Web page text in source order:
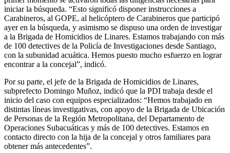
iniciar la búsqueda. “Esto significó disponer instrucciones a
Carabineros, al GOPE, al helicóptero de Carabineros que participó
ayer en la búsqueda, y asimismo se dispuso una orden de investigar
a la Brigada de Homicidios de Linares. Estamos trabajando con más
de 100 detectives de la Policía de Investigaciones desde Santiago,
con la subunidad acuática. Hemos puesto mucho esfuerzo en lograr
encontrar a la concejal”, indicó.
Por su parte, el jefe de la Brigada de Homicidios de Linares,
subprefecto Domingo Muñoz, indicó que la PDI trabaja desde el
inicio del caso con equipos especializados: “Hemos trabajado en
distintas líneas investigativas, con apoyo de la Brigada de Ubicación
de Personas de la Región Metropolitana, del Departamento de
Operaciones Subacuáticas y más de 100 detectives. Estamos en
contacto directo con la hija de la concejal y otros familiares para
obtener más antecedentes”.